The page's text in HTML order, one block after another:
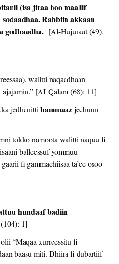
(isa jiraa hoo maaliif
Rabbiin akkaan
godhaadha. [Al-Hujuraat (49):
walitti naqaadhaan
ajajamin.” [AI-Qalam (68): 11]
jedhanitti hammaazjechuun
tokko namoota walitti naquu fi
balleessuf yommuu
fi gammachiisaa ta’ee osoo
hundaaf badiin
1]
“Maqaa xurreessitu fi
baasu miti. Dhiira fi dubartiif